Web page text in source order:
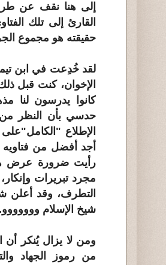
إلى هنا نقف عن
القارئ إلى تلك
حقيقته هو مجموع
لقد خُدِعت في ابن
الإخوان، كنت قبل
كانوا يدرسون لنا
حدسي بأن النظر
الإطلاع
أجد أفضل من فتاويه
رأيت ضرورة عرض
مجرد تبريرات
التطرف، وقد أعلن
شيخ الإسلام
ومن لا يزال يُنكر أن
من رموز الجهاد